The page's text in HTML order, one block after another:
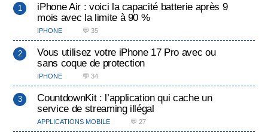
iPhone Air : voici la capacité batterie après 9
mois avec la limite à 90 %
IPHONE 💬 35
Vous utilisez votre iPhone 17 Pro avec ou
sans coque de protection
IPHONE 💬 34
CountdownKit : l’application qui cache un
service de streaming illégal
APPLICATIONS MOBILE 💬 27